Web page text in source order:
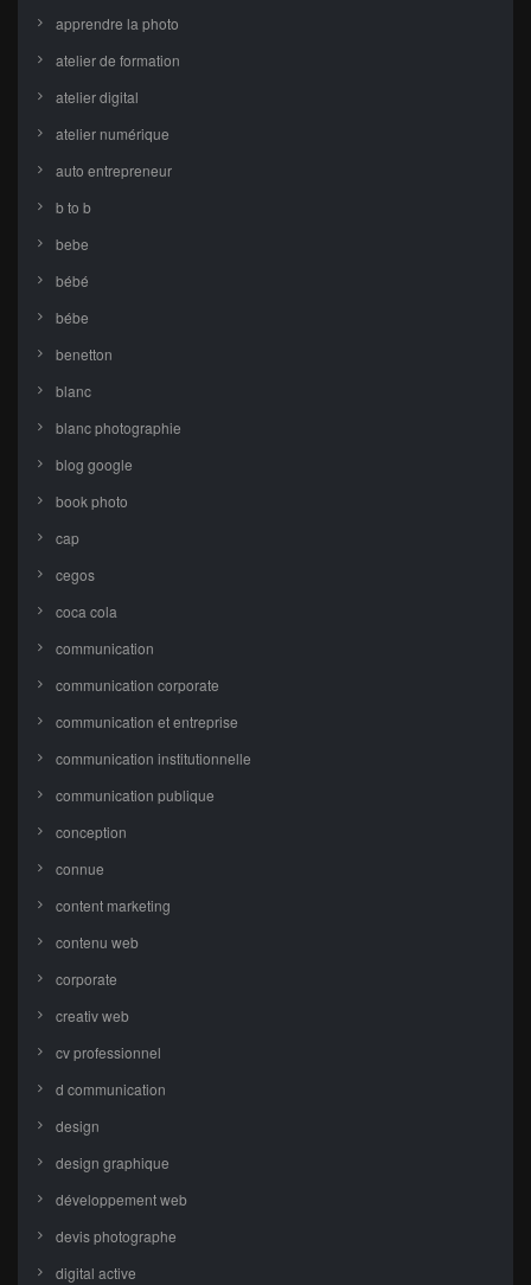
apprendre la photo
atelier de formation
atelier digital
atelier numérique
auto entrepreneur
b to b
bebe
bébé
bébe
benetton
blanc
blanc photographie
blog google
book photo
cap
cegos
coca cola
communication
communication corporate
communication et entreprise
communication institutionnelle
communication publique
conception
connue
content marketing
contenu web
corporate
creativ web
cv professionnel
d communication
design
design graphique
développement web
devis photographe
digital active